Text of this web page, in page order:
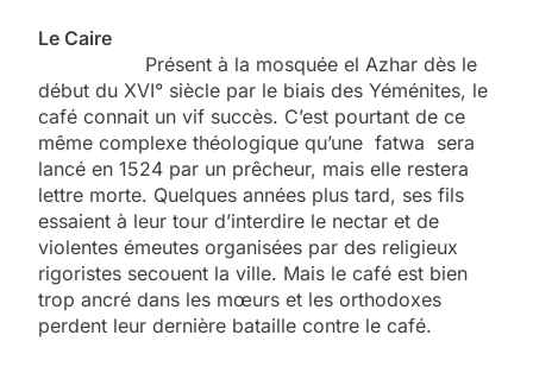
Le Caire
Présent à la mosquée el Azhar dès le
début du XVI° siècle par le biais des Yéménites, le
café connait un vif succès. C’est pourtant de ce
même complexe théologique qu’une fatwa sera
lancé en 1524 par un prêcheur, mais elle restera
lettre morte. Quelques années plus tard, ses fils
essaient à leur tour d’interdire le nectar et de
violentes émeutes organisées par des religieux
rigoristes secouent la ville. Mais le café est bien
trop ancré dans les mœurs et les orthodoxes
perdent leur dernière bataille contre le café.